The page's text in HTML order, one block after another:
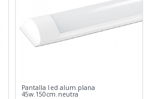
Pantalla led alum.plana
45w.150cm.neutra